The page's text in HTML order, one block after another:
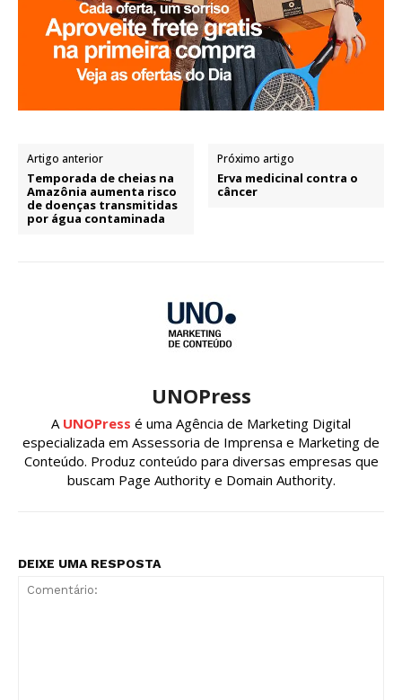
Artigo anterior
Temporada de cheias na
Amazônia aumenta risco
de doenças transmitidas
por água contaminada
Próximo artigo
Erva medicinal contra o
câncer
UNOPress
A UNOPress é uma Agência de Marketing Digital
especializada em Assessoria de Imprensa e Marketing de
Conteúdo. Produz conteúdo para diversas empresas que
buscam Page Authority e Domain Authority.
DEIXE UMA RESPOSTA